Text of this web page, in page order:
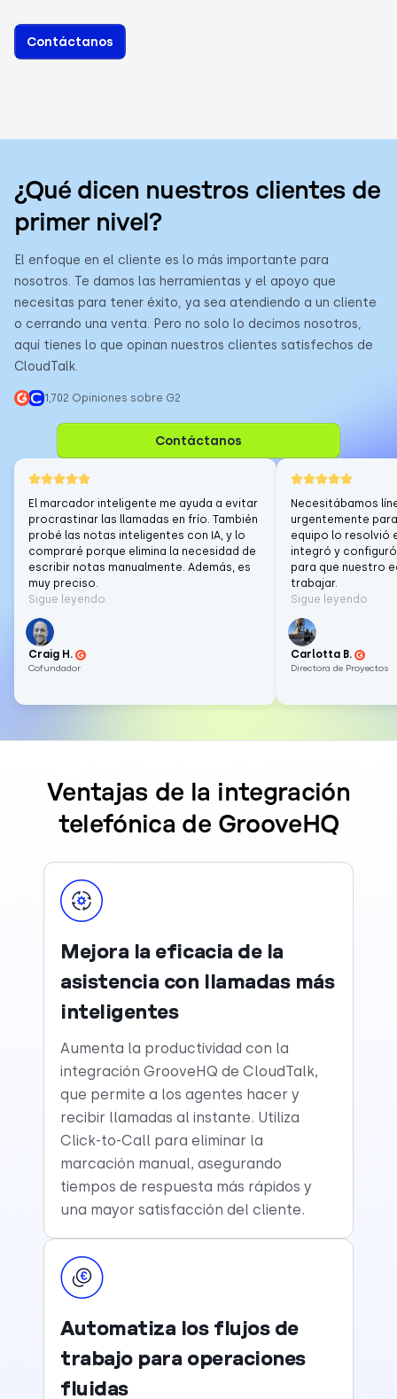
Contáctanos
¿Qué dicen nuestros clientes de
primer nivel?
El enfoque en el cliente es lo más importante para
nosotros. Te damos las herramientas y el apoyo que
necesitas para tener éxito, ya sea atendiendo a un cliente
o cerrando una venta. Pero no solo lo decimos nosotros,
aquí tienes lo que opinan nuestros clientes satisfechos de
CloudTalk.
1,702 Opiniones sobre G2
Contáctanos
El marcador inteligente me ayuda a evitar
procrastinar las llamadas en frío. También
probé las notas inteligentes con IA, y lo
compraré porque elimina la necesidad de
escribir notas manualmente. Además, es
muy preciso.
Sigue leyendo
Craig H.
Cofundador
Necesitábamos
urgentemente
equipo lo resolvió
integró y
para que nuestro
trabajar.
Sigue leyendo
Carlotta B.
Directora de Proyectos
Ventajas de la integración
telefónica de GrooveHQ
Mejora la eficacia de la
asistencia con llamadas más
inteligentes
Aumenta la productividad con la
integración GrooveHQ de CloudTalk,
que permite a los agentes hacer y
recibir llamadas al instante. Utiliza
Click-to-Call para eliminar la
marcación manual, asegurando
tiempos de respuesta más rápidos y
una mayor satisfacción del cliente.
Automatiza los flujos de
trabajo para operaciones
fluidas